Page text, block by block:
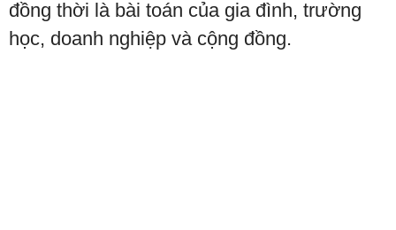
đồng thời là bài toán của gia đình, trường
học, doanh nghiệp và cộng đồng.